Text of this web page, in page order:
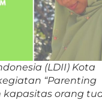
(LDII) Kota
“Parenting
kapasitas orang